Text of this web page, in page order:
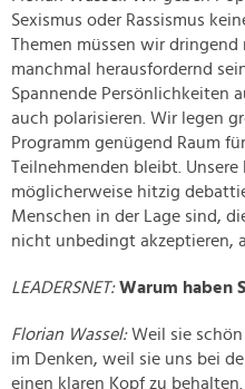
Sexismus oder Rassismus
Themen müssen wir
manchmal herausfordernd
Spannende Persönlichkeiten
auch polarisieren. Wir legen
Programm genügend Raum
Teilnehmenden bleibt.
möglicherweise hitzig
Menschen in der Lage sind,
nicht unbedingt akzeptieren,
LEADERSNET:Warum haben
Florian Wassel:Weil sie
im Denken, weil sie uns bei
einen klaren Kopf zu